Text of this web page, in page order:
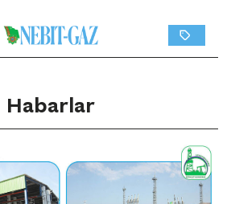
Habarlar